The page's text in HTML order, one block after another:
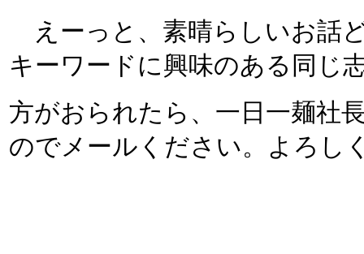
えーっと、素晴らしいお話
キーワードに興味のある同じ
方がおられたら、一日一麺社
のでメールください。よろし